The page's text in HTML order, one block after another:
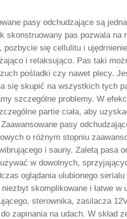
pasy odchudzające są
skonstruowany pas pozwala na
pozbycie się cellulitu i
i relaksująco. Pas taki
pośladki czy nawet plecy.
się skupić na wszystkich tych
szczególne problemy. W
partie ciała, aby
pasy
o różnym stopniu
i sauny. Zaletą pasa
w dowolnych,
oglądania ulubionego
skomplikowane i łatwe w
sterownika, zasilacza
zapinania na udach. W skład